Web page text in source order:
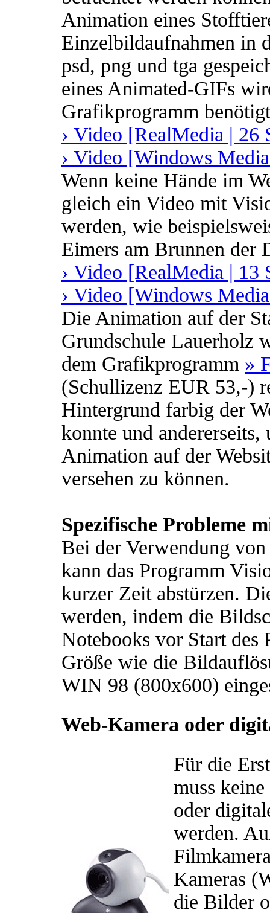
Animation eines
Einzelbildaufnahmen in
psd, png und tga
eines Animated-GIFs
Grafikprogramm
› Video [RealMedia | 26
› Video [Windows
Wenn keine Hände im
gleich ein Video mit
werden, wie
Eimers am Brunnen der
› Video [RealMedia | 13
› Video [Windows
Die Animation auf der
Grundschule Lauerholz
dem Grafikprogramm »
(Schullizenz EUR 53,-)
Hintergrund farbig der
konnte und
Animation auf der
versehen zu können.
Spezifische Probleme
Bei der Verwendung
kann das Programm
kurzer Zeit abstürzen.
werden, indem die
Notebooks vor Start des
Größe wie die
WIN 98 (800x600)
Web-Kamera oder
Für die
muss
oder
werden.
Kameras
die Bilder